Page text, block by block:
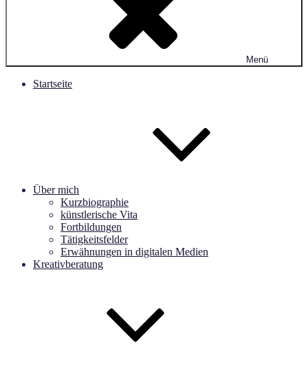
Menü
Startseite
Über mich
Kurzbiographie
künstlerische Vita
Fortbildungen
Tätigkeitsfelder
Erwähnungen in digitalen Medien
Kreativberatung